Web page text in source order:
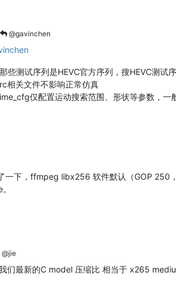
@gavinchen
那些测试序列是HEVC官方序列，搜HEVC测试
rc相关文件不影响正常仿真
ime_cfg仅配置运动搜索范围、形状等参数，一
一下，ffmpeg libx256 软件默认（GOP 250
@jie
们最新的C model 压缩比 相当于 x265